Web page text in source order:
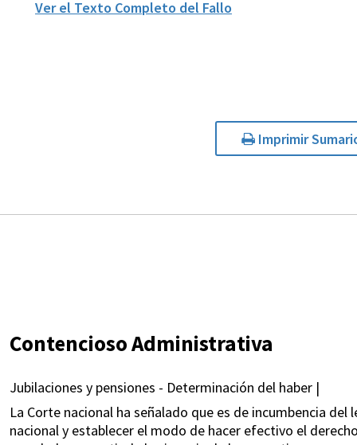
Ver el Texto Completo del Fallo
Imprimir
Contencioso Administrativa
Jubilaciones y pensiones - Determinación del haber |
La Corte nacional ha señalado que es de incumbencia
nacional y establecer el modo de hacer efectivo el